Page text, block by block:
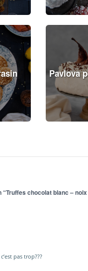
Pavlova
“Truffes chocolat blanc –
pas trop???